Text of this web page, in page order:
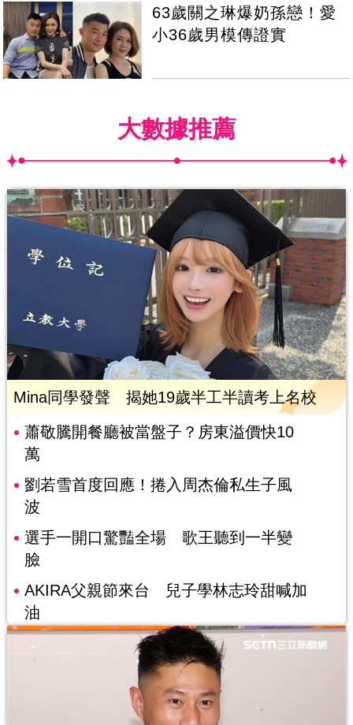
63歲關之琳爆奶孫戀！愛
小36歲男模傳證實
大數據推薦
Mina同學發聲 揭她19歲半工半讀考上名校
蕭敬騰開餐廳被當盤子？房東溢價快10
萬
劉若雪首度回應！捲入周杰倫私生子風
波
選手一開口驚豔全場 歌王聽到一半變
臉
AKIRA父親節來台 兒子學林志玲甜喊加
油